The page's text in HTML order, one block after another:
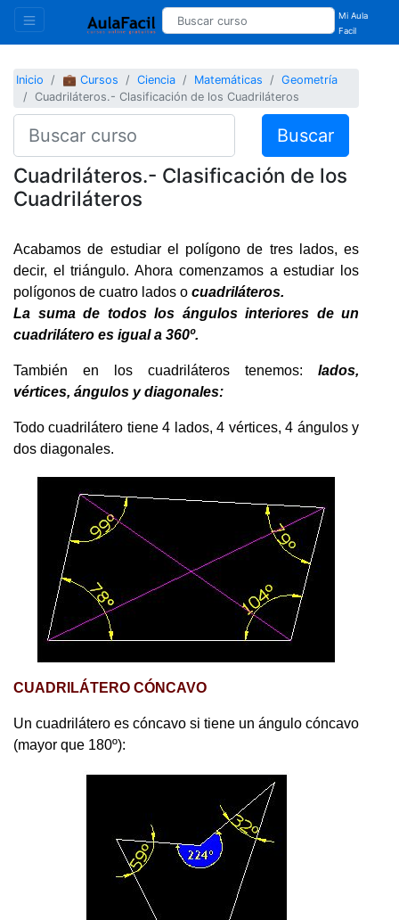
Mi Aula
Facil
Inicio 💼 Cursos Ciencia Matemáticas
Geometría
Cuadriláteros.- Clasificación de los Cuadriláteros
Buscar
Cuadriláteros.- Clasificación de los
Cuadriláteros
Acabamos de estudiar el polígono de tres lados, es
decir, el triángulo. Ahora comenzamos a estudiar los
polígonos de cuatro lados o cuadriláteros.
La suma de todos los ángulos interiores de un
cuadrilátero es igual a 360º.
También en los cuadriláteros tenemos: lados,
vértices, ángulos y diagonales:
Todo cuadrilátero tiene 4 lados, 4 vértices, 4 ángulos y
dos diagonales.
CUADRILÁTERO CÓNCAVO
Un cuadrilátero es cóncavo si tiene un ángulo cóncavo
(mayor que 180º):